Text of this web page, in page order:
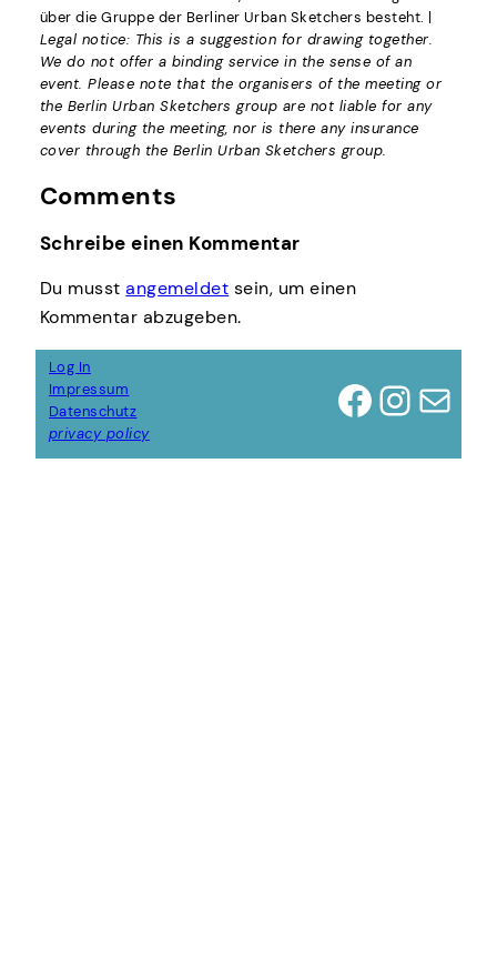
über die Gruppe der Berliner Urban Sketchers besteht. |
Legal notice: This is a suggestion for drawing together.
We do not offer a binding service in the sense of an
event. Please note that the organisers of the meeting or
the Berlin Urban Sketchers group are not liable for any
events during the meeting, nor is there any insurance
cover through the Berlin Urban Sketchers group.
Comments
Schreibe einen Kommentar
Du musstangemeldet sein, um einen
Kommentar abzugeben.
Log In
Impressum
Datenschutz
privacy policy
Facebook InstagramE-Mail